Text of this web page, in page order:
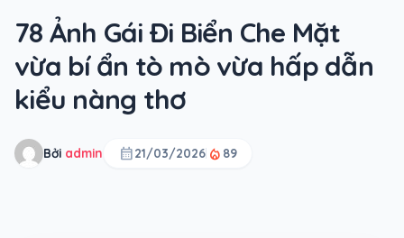
78 Ảnh Gái Đi Biển Che Mặt
vừa bí ẩn tò mò vừa hấp dẫn
kiểu nàng thơ
Bởi admin calendar_month21/03/2026 local_fire_department 89